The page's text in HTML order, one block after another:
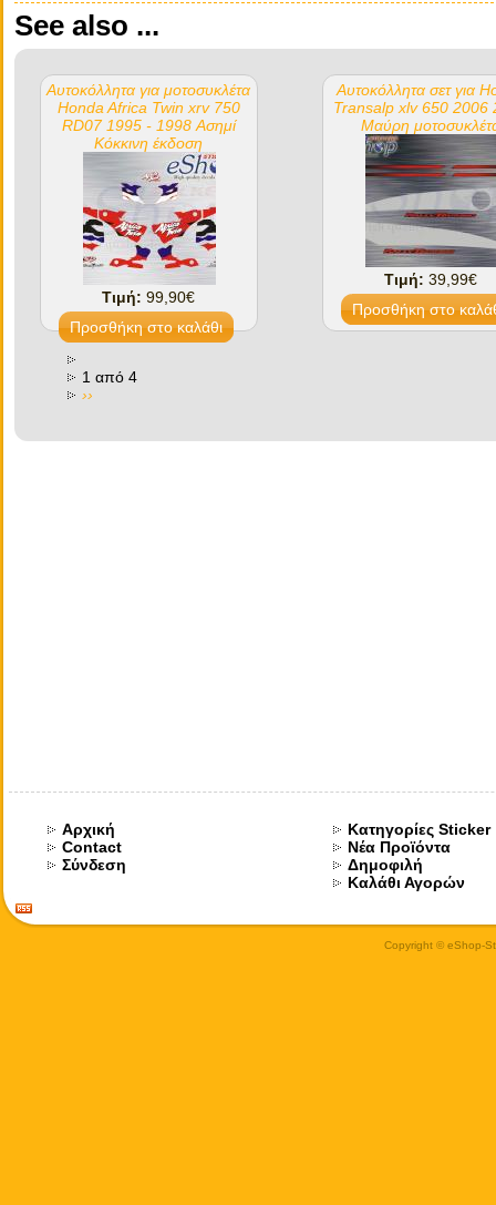
See also ...
Αυτοκόλλητα για μοτοσυκλέτα
Honda Africa Twin xrv 750
RD07 1995 - 1998 Ασημί
Κόκκινη έκδοση
Τιμή:99,90€
Αυτοκόλλητα σετ για
Transalp xlv 650 2006
Μαύρη
Τιμή:39,99€
1 από 4
››
Αρχική
Contact
Σύνδεση
Κατηγορίες Sticker
Νέα Προϊόντα
Δημοφιλή
Καλάθι Αγορών
Copyright © eShop-